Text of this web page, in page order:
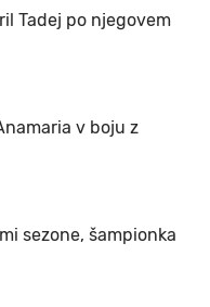
Tadej po njegovem
v boju z
sezone, šampionka